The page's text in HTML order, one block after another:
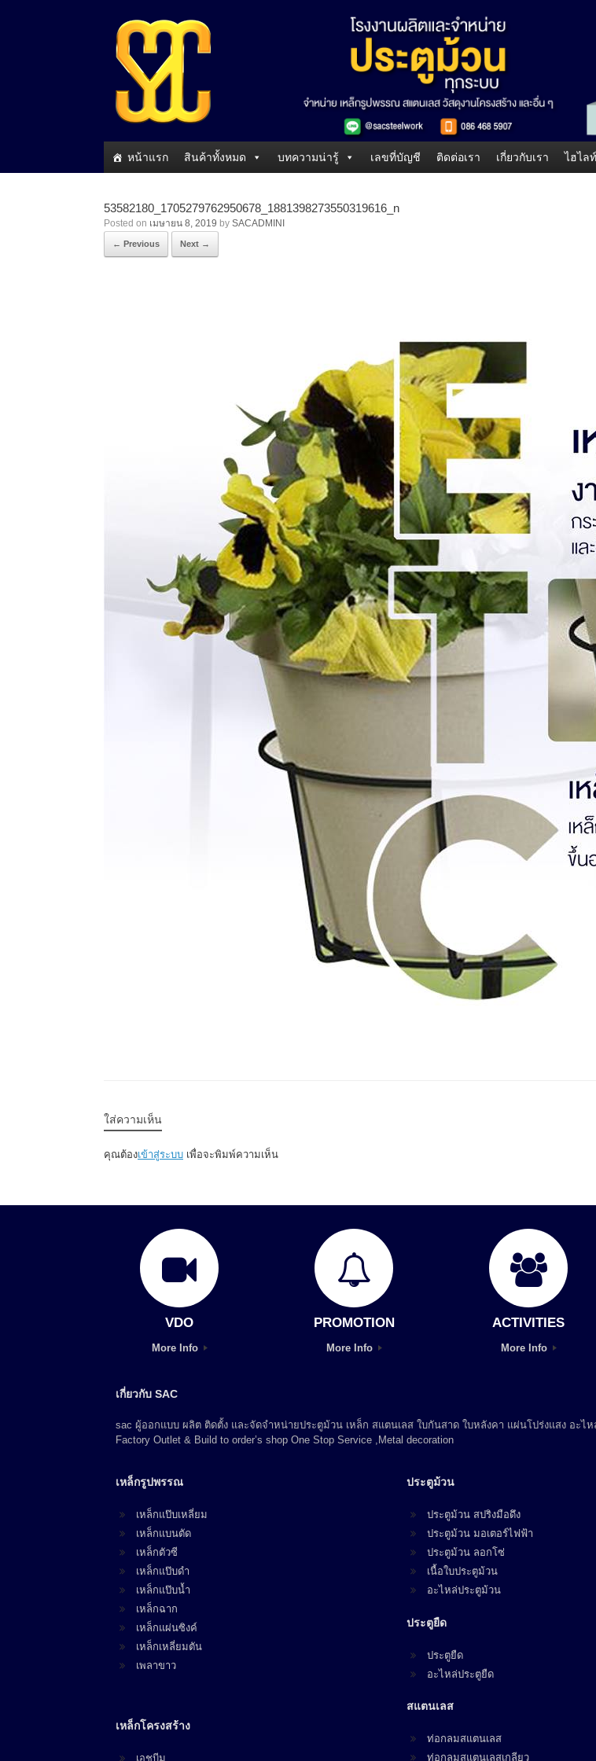
หน้าแรก สินค้าทั้งหมด บทความน่ารู้ เลขที่บัญชี ติดต่อเรา เกี่ยวกับเรา ไฮไล
53582180_1705279762950678_1881398273550319616_n
Posted on เมษายน 8, 2019 by SACADMINI
← Previous Next →
ใส่ความเห็น
คุณต้องเข้าสู่ระบบ เพื่อจะพิมพ์ความเห็น
VDO
More Info
PROMOTION
More Info
ACTIVITIES
More Info
เกี่ยวกับ SAC
sac ผู้ออกแบบ ผลิต ติดตั้ง และจัดจำหน่ายประตูม้วน เหล็ก สแตนเลส ใบกันสาด ใบหลังคา แผ่นโปร่งแสง อะ
Factory Outlet & Build to order’s shop One Stop Service ,Metal decoration
เหล็กรูปพรรณ
เหล็กแป๊บเหลี่ยม
เหล็กแบนตัด
เหล็กตัวซี
เหล็กแป๊บดำ
เหล็กแป๊บน้ำ
เหล็กฉาก
เหล็กแผ่นซิงค์
เหล็กเหลี่ยมตัน
เพลาขาว
เหล็กโครงสร้าง
เอชบีม
ประตูม้วน
ประตูม้วน สปริงมือดึง
ประตูม้วน มอเตอร์ไฟฟ้า
ประตูม้วน ลอกโซ่
เนื้อใบประตูม้วน
อะไหล่ประตูม้วน
ประตูยืด
ประตูยืด
อะไหล่ประตูยืด
สแตนเลส
ท่อกลมสแตนเลส
ท่อกลมสแตนเลสเกลียว